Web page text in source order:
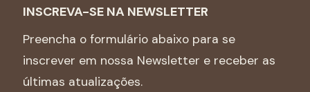
INSCREVA-SE NA NEWSLETTER
Preencha o formulário abaixo para se
inscrever em nossa Newsletter e receber as
últimas atualizações.